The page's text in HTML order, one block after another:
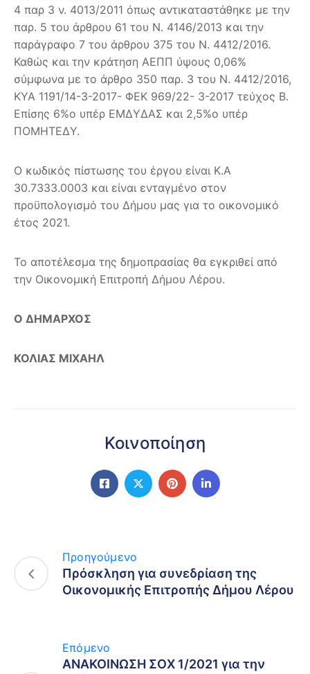
4 παρ 3 ν. 4013/2011 όπως αντικαταστάθηκε με την
παρ. 5 του άρθρου 61 του Ν. 4146/2013 και την
παράγραφο 7 του άρθρου 375 του Ν. 4412/2016.
Καθώς και την κράτηση ΑΕΠΠ ύψους 0,06%
σύμφωνα με το άρθρο 350 παρ. 3 του Ν. 4412/2016,
ΚΥΑ 1191/14-3-2017- ΦΕΚ 969/22- 3-2017 τεύχος Β.
Επίσης 6%ο υπέρ ΕΜΔΥΔΑΣ και 2,5%ο υπέρ
ΠΟΜΗΤΕΔΥ.
Ο κωδικός πίστωσης του έργου είναι Κ.Α
30.7333.0003 και είναι ενταγμένο στον
προϋπολογισμό του Δήμου μας για το οικονομικό
έτος 2021.
Το αποτέλεσμα της δημοπρασίας θα εγκριθεί από
την Οικονομική Επιτροπή Δήμου Λέρου.
Ο ΔΗΜΑΡΧΟΣ
ΚΟΛΙΑΣ ΜΙΧΑΗΛ
Κοινοποίηση
Προηγούμενο
Πρόσκληση για συνεδρίαση της
Οικονομικής Επιτροπής Δήμου Λέρου
Επόμενο
ΑΝΑΚΟΙΝΩΣΗ ΣΟΧ 1/2021 για την